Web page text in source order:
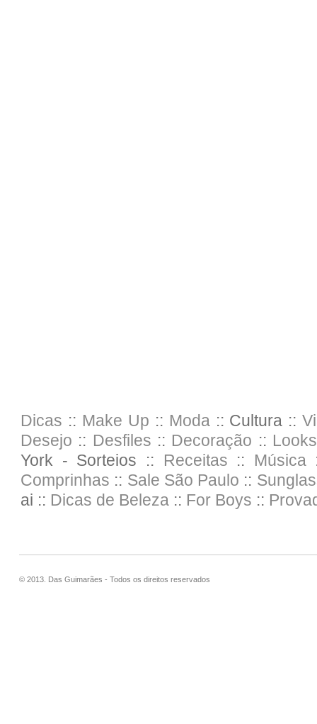
Dicas :: Make Up :: Moda:: Cultura ::
Desejo :: Desfiles :: Decoração :: Looks
York - Sorteios :: Receitas :: Música
Comprinhas :: Sale São Paulo ::
ai :: Dicas de Beleza :: For Boys ::
© 2013. Das Guimarães - Todos os direitos reservados